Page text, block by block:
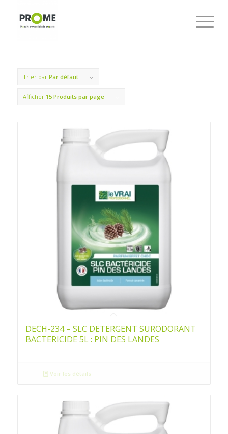
Trier par Par défaut
Afficher 15 Produits par page
DECH-234 – SLC DETERGENT SURODORANT
BACTERICIDE 5L : PIN DES LANDES
Voir les détails